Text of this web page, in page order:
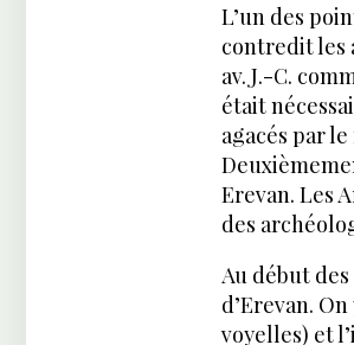
L’un des
contredit les
av. J.-C.
était
agacés par
Erevan. Les
des
Au début
d’Erevan.
voyelles) et